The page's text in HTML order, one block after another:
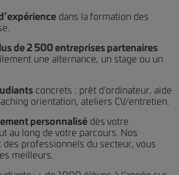
dans la formation des
de 2 500 entreprises partenaires
une alternance, un stage ou un
concrets : prêt d’ordinateur, aide
orientation, ateliers CV/entretien.
personnalisé dès votre
au long de votre parcours. Nos
professionnels du secteur, vous
meilleurs.